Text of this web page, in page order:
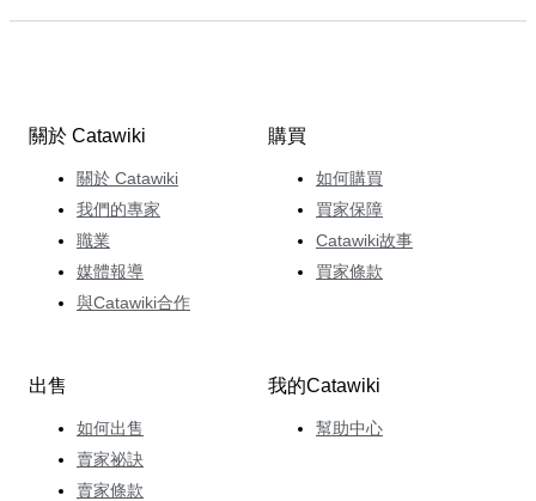
關於 Catawiki
關於 Catawiki
我們的專家
職業
媒體報導
與Catawiki合作
購買
如何購買
買家保障
Catawiki故事
買家條款
出售
如何出售
賣家祕訣
賣家條款
我的Catawiki
幫助中心